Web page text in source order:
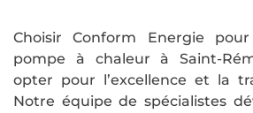
Choisir Conform Energie
pompe à chaleur à Saint-
opter pour l’excellence et la
Notre équipe de spécialistes